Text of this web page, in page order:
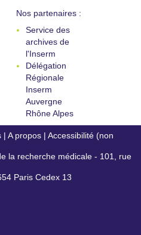
Nos partenaires :
Service des
archives de
l'Inserm
Délégation
Régionale
Inserm
Auvergne
Rhône Alpes
| A propos | Accessibilité (non
la recherche médicale - 101, rue
Paris Cedex 13